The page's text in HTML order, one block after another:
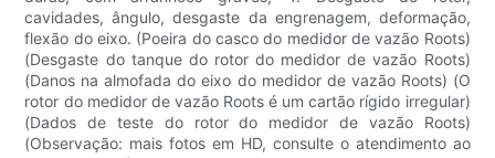
cavidades, ângulo, desgaste da engrenagem, deformação,
flexão do eixo. (Poeira do casco do medidor de vazão Roots)
(Desgaste do tanque do rotor do medidor de vazão Roots)
(Danos na almofada do eixo do medidor de vazão Roots) (O
rotor do medidor de vazão Roots é um cartão rígido irregular)
(Dados de teste do rotor do medidor de vazão Roots)
(Observação: mais fotos em HD, consulte o atendimento ao